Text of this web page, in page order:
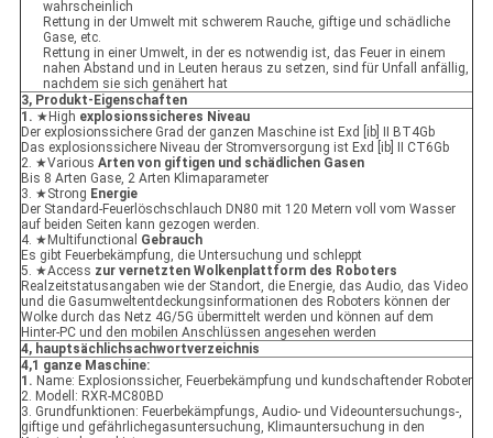
wahrscheinlich
Rettung in der Umwelt mit schwerem Rauche, giftige und schädliche
Gase, etc.
Rettung in einer Umwelt, in der es notwendig ist, das Feuer in einem
nahen Abstand und in Leuten heraus zu setzen, sind für Unfall anfällig,
nachdem sie sich genähert hat
3, Produkt-Eigenschaften
1. ★High explosionssicheres Niveau
Der explosionssichere Grad der ganzen Maschine ist Exd [ib] II BT4Gb
Das explosionssichere Niveau der Stromversorgung ist Exd [ib] II CT6Gb
2. ★Various Arten von giftigen und schädlichen Gasen
Bis 8 Arten Gase, 2 Arten Klimaparameter
3. ★Strong Energie
Der Standard-Feuerlöschschlauch DN80 mit 120 Metern voll vom Wasser
auf beiden Seiten kann gezogen werden.
4. ★Multifunctional Gebrauch
Es gibt Feuerbekämpfung, die Untersuchung und schleppt
5. ★Access zur vernetzten Wolkenplattform des Roboters
Realzeitstatusangaben wie der Standort, die Energie, das Audio, das Video
und die Gasumweltentdeckungsinformationen des Roboters können der
Wolke durch das Netz 4G/5G übermittelt werden und können auf dem
Hinter-PC und den mobilen Anschlüssen angesehen werden
4, hauptsächlichsachwortverzeichnis
4,1 ganze Maschine:
1. Name: Explosionssicher, Feuerbekämpfung und kundschaftender Roboter
2. Modell: RXR-MC80BD
3. Grundfunktionen: Feuerbekämpfungs, Audio- und Videountersuchungs-,
giftige und gefährlichegasuntersuchung, Klimauntersuchung in den